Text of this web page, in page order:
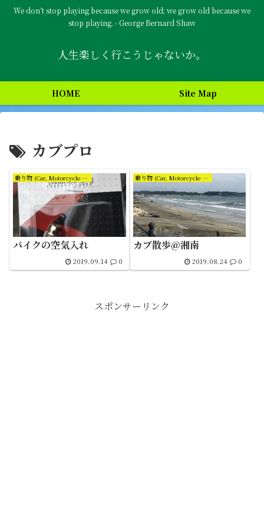
We don’t stop playing because we grow old; we grow old because we
stop playing. - George Bernard Shaw
人生楽しく行こうじゃないか。
HOME Site Map
カブプロ
乗り物 (Car, Motorcycle and Bicycle)
バイクの空気入れ
2019.09.14 0
乗り物 (Car, Motorcycle and Bicycle)
カブ散歩@湘南
2019.08.24 0
スポンサーリンク